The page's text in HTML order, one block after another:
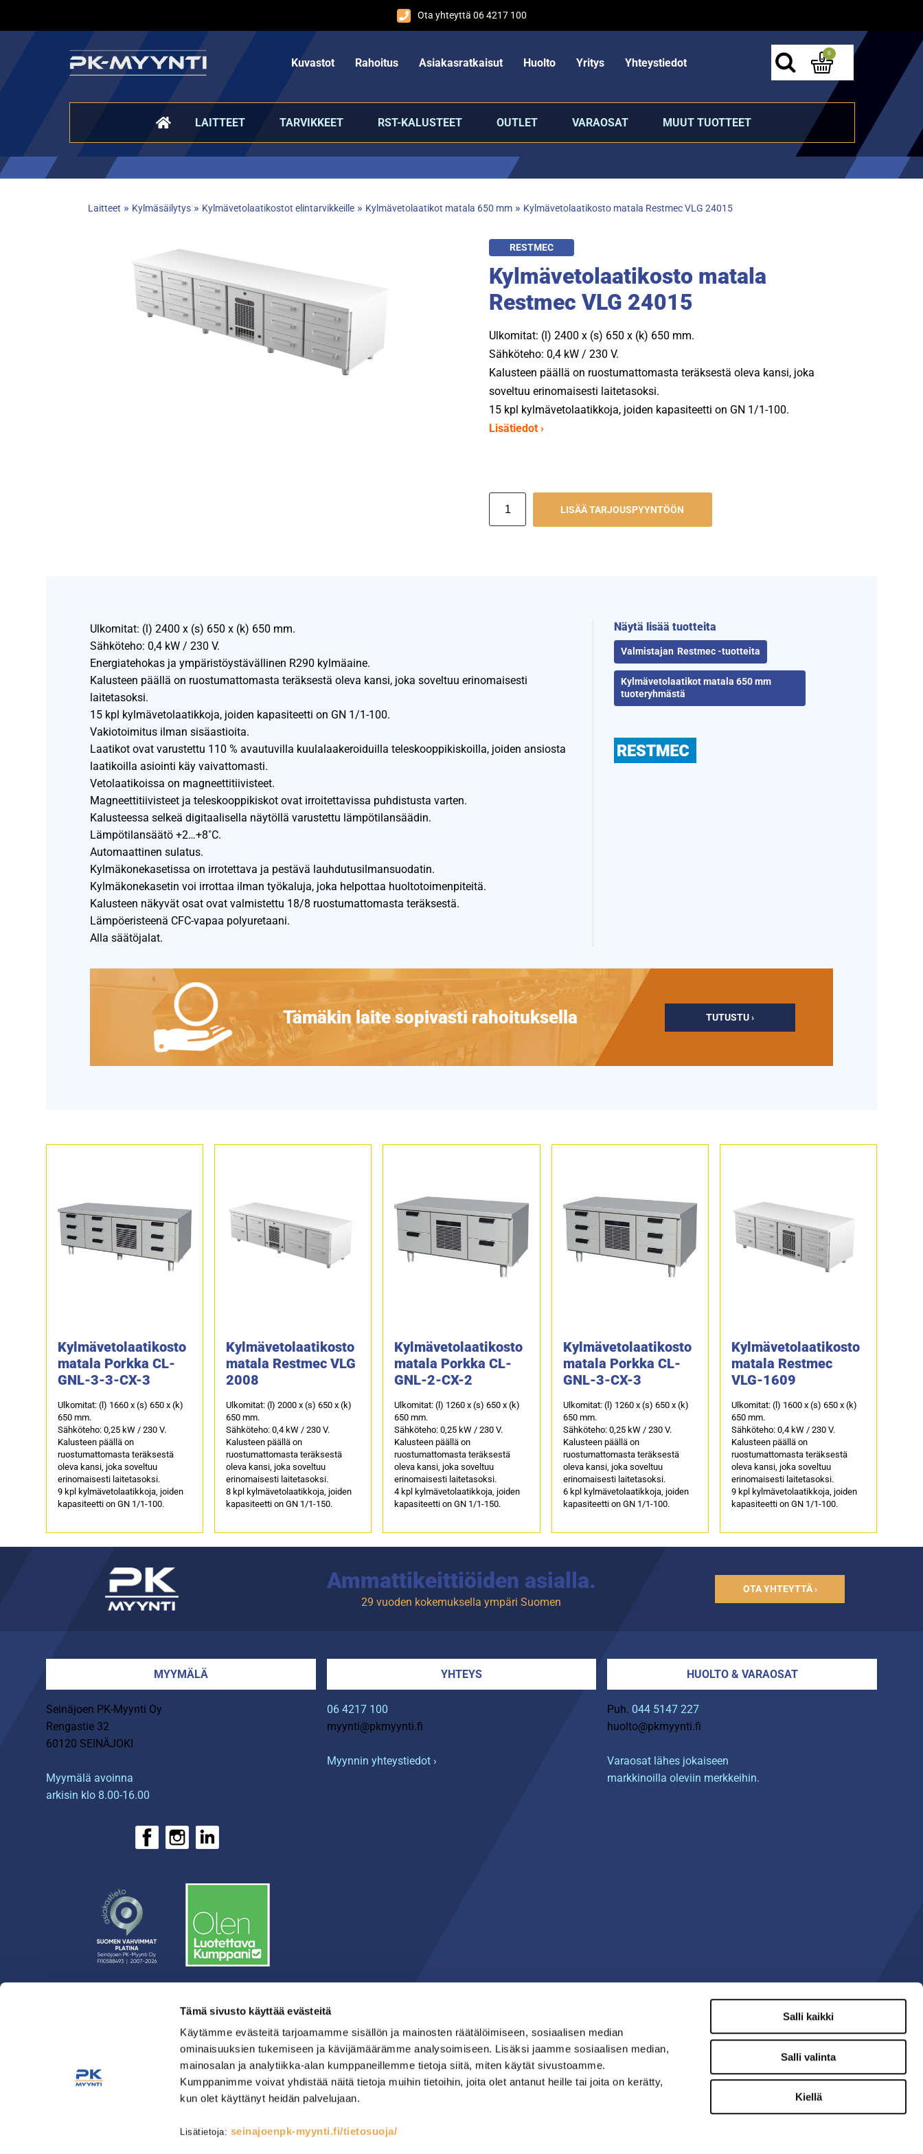
Tämä sivusto käyttää evästeitä
Käytämme evästeitä tarjoamamme sisällön ja mainosten räätälöimiseen, sosiaalisen median
ominaisuuksien tukemiseen ja kävijämäärämme analysoimiseen. Lisäksi jaamme sosiaalisen median,
mainosalan ja analytiikka-alan kumppaneillemme tietoja siitä, miten käytät sivustoamme.
Kumppanimme voivat yhdistää näitä tietoja muihin tietoihin, joita olet antanut heille tai joita on kerätty,
kun olet käyttänyt heidän palvelujaan.
Lisätietoja: seinajoenpk-myynti.fi/tietosuoja/
Salli kaikki
Salli valinta
Kiellä
Ota yhteyttä 06 4217 100
Kuvastot Rahoitus Asiakasratkaisut Huolto Yritys Yhteystiedot
0
LAITTEET TARVIKKEET RST-KALUSTEET OUTLET VARAOSAT MUUT TUOTTEET
Laitteet » Kylmäsäilytys» Kylmävetolaatikostot elintarvikkeille» Kylmävetolaatikot matala 650 mm» Kylmävetolaatikosto matala Restmec VLG 24015
RESTMEC
Kylmävetolaatikosto matala
Restmec VLG 24015
Ulkomitat: (l) 2400 x (s) 650 x (k) 650 mm.
Sähköteho: 0,4 kW / 230 V.
Kalusteen päällä on ruostumattomasta teräksestä oleva kansi, joka
soveltuu erinomaisesti laitetasoksi.
15 kpl kylmävetolaatikkoja, joiden kapasiteetti on GN 1/1-100.
Lisätiedot ›
LISÄÄ TARJOUSPYYNTÖÖN
Ulkomitat: (l) 2400 x (s) 650 x (k) 650 mm.
Sähköteho: 0,4 kW / 230 V.
Energiatehokas ja ympäristöystävällinen R290 kylmäaine.
Kalusteen päällä on ruostumattomasta teräksestä oleva kansi, joka soveltuu erinomaisesti
laitetasoksi.
15 kpl kylmävetolaatikkoja, joiden kapasiteetti on GN 1/1-100.
Vakiotoimitus ilman sisäastioita.
Laatikot ovat varustettu 110 % avautuvilla kuulalaakeroiduilla teleskooppikiskoilla, joiden ansiosta
laatikoilla asiointi käy vaivattomasti.
Vetolaatikoissa on magneettitiivisteet.
Magneettitiivisteet ja teleskooppikiskot ovat irroitettavissa puhdistusta varten.
Kalusteessa selkeä digitaalisella näytöllä varustettu lämpötilansäädin.
Lämpötilansäätö +2…+8˚C.
Automaattinen sulatus.
Kylmäkonekasetissa on irrotettava ja pestävä lauhdutusilmansuodatin.
Kylmäkonekasetin voi irrottaa ilman työkaluja, joka helpottaa huoltotoimenpiteitä.
Kalusteen näkyvät osat ovat valmistettu 18/8 ruostumattomasta teräksestä.
Lämpöeristeenä CFC-vapaa polyuretaani.
Alla säätöjalat.
Näytä lisää tuotteita
Restmec -tuotteita
Kylmävetolaatikot matala 650 mm
tuoteryhmästä
Tämäkin laite sopivasti rahoituksella TUTUSTU ›
Kylmävetolaatikosto
matala Porkka CL-
GNL-3-3-CX-3
Ulkomitat: (l) 1660 x (s) 650 x (k)
650 mm.
Sähköteho: 0,25 kW / 230 V.
Kalusteen päällä on
ruostumattomasta teräksestä
oleva kansi, joka soveltuu
erinomaisesti laitetasoksi.
9 kpl kylmävetolaatikkoja, joiden
kapasiteetti on GN 1/1-100.
Kylmävetolaatikosto
matala Restmec VLG
2008
Ulkomitat: (l) 2000 x (s) 650 x (k)
650 mm.
Sähköteho: 0,4 kW / 230 V.
Kalusteen päällä on
ruostumattomasta teräksestä
oleva kansi, joka soveltuu
erinomaisesti laitetasoksi.
8 kpl kylmävetolaatikkoja, joiden
kapasiteetti on GN 1/1-150.
Kylmävetolaatikosto
matala Porkka CL-
GNL-2-CX-2
Ulkomitat: (l) 1260 x (s) 650 x (k)
650 mm.
Sähköteho: 0,25 kW / 230 V.
Kalusteen päällä on
ruostumattomasta teräksestä
oleva kansi, joka soveltuu
erinomaisesti laitetasoksi.
4 kpl kylmävetolaatikkoja, joiden
kapasiteetti on GN 1/1-150.
Kylmävetolaatikosto
matala Porkka CL-
GNL-3-CX-3
Ulkomitat: (l) 1260 x (s) 650 x (k)
650 mm.
Sähköteho: 0,25 kW / 230 V.
Kalusteen päällä on
ruostumattomasta teräksestä
oleva kansi, joka soveltuu
erinomaisesti laitetasoksi.
6 kpl kylmävetolaatikkoja, joiden
kapasiteetti on GN 1/1-100.
Kylmävetolaatikosto
matala Restmec
VLG-1609
Ulkomitat: (l) 1600 x (s) 650 x (k)
650 mm.
Sähköteho: 0,4 kW / 230 V.
Kalusteen päällä on
ruostumattomasta teräksestä
oleva kansi, joka soveltuu
erinomaisesti laitetasoksi.
9 kpl kylmävetolaatikkoja, joiden
kapasiteetti on GN 1/1-100.
Ammattikeittiöiden asialla.
29 vuoden kokemuksella ympäri Suomen
OTA YHTEYTTÄ ›
MYYMÄLÄ
Seinäjoen PK-Myynti Oy
Rengastie 32
60120 SEINÄJOKI
Myymälä avoinna
arkisin klo 8.00-16.00
YHTEYS
06 4217 100
myynti@pkmyynti.fi
Myynnin yhteystiedot ›
HUOLTO & VARAOSAT
Puh. 044 5147 227
huolto@pkmyynti.fi
Varaosat lähes jokaiseen
markkinoilla oleviin merkkeihin.
› Yritys
› Yhteystiedot